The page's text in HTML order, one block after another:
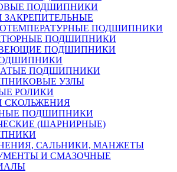
ПОДШИПНИКИ
ЗАКРЕПИТЕЛЬНЫЕ
ПОДШИПНИКИ
ПОДШИПНИКИ
ПОДШИПНИКИ
ПОДШИПНИКИ
УЗЛЫ
РОЛИКИ
СКОЛЬЖЕНИЯ
ПОДШИПНИКИ
(ШАРНИРНЫЕ)
САЛЬНИКИ, МАНЖЕТЫ
И СМАЗОЧНЫЕ